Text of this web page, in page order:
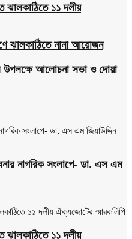
ঝালকাঠিতে ১১ দলীয়
ঝালকাঠিতে নানা আয়োজন
উপলক্ষে আলোচনা সভা ও দোয়া
নাগরিক সংলাপে- ডা. এস এম
ঝালকাঠিতে ১১ দলীয়